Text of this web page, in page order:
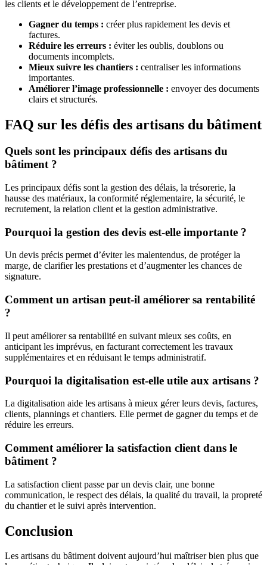
les clients et le développement de l’entreprise.
Gagner du temps : créer plus rapidement les devis et
factures.
Réduire les erreurs : éviter les oublis, doublons ou
documents incomplets.
Mieux suivre les chantiers : centraliser les informations
importantes.
Améliorer l’image professionnelle : envoyer des documents
clairs et structurés.
FAQ sur les défis des artisans du bâtiment
Quels sont les principaux défis des artisans du
bâtiment ?
Les principaux défis sont la gestion des délais, la trésorerie, la
hausse des matériaux, la conformité réglementaire, la sécurité, le
recrutement, la relation client et la gestion administrative.
Pourquoi la gestion des devis est-elle importante ?
Un devis précis permet d’éviter les malentendus, de protéger la
marge, de clarifier les prestations et d’augmenter les chances de
signature.
Comment un artisan peut-il améliorer sa rentabilité
?
Il peut améliorer sa rentabilité en suivant mieux ses coûts, en
anticipant les imprévus, en facturant correctement les travaux
supplémentaires et en réduisant le temps administratif.
Pourquoi la digitalisation est-elle utile aux artisans ?
La digitalisation aide les artisans à mieux gérer leurs devis, factures,
clients, plannings et chantiers. Elle permet de gagner du temps et de
réduire les erreurs.
Comment améliorer la satisfaction client dans le
bâtiment ?
La satisfaction client passe par un devis clair, une bonne
communication, le respect des délais, la qualité du travail, la propreté
du chantier et le suivi après intervention.
Conclusion
Les artisans du bâtiment doivent aujourd’hui maîtriser bien plus que